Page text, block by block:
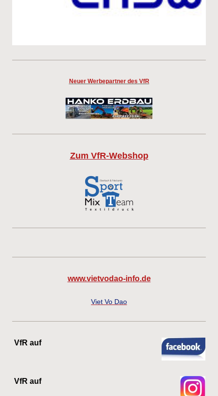
Neuer Werbepartner des VfR
Zum VfR-Webshop
www.vietvodao-info.de
Viet Vo Dao
VfR auf
VfR auf